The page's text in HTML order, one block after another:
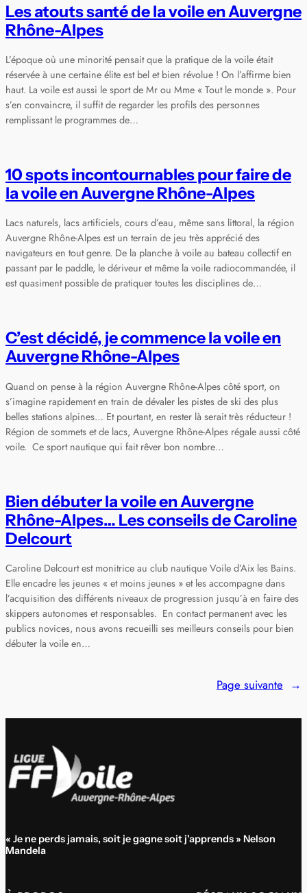
Les atouts santé de la voile en Auvergne
Rhône-Alpes
L’époque où une minorité pensait que la pratique de la voile était
réservée à une certaine élite est bel et bien révolue ! On l’affirme bien
haut. La voile est aussi le sport de Mr ou Mme « Tout le monde ». Pour
s’en convaincre, il suffit de regarder les profils des personnes
remplissant le programmes de…
10 spots incontournables pour faire de
la voile en Auvergne Rhône-Alpes
Lacs naturels, lacs artificiels, cours d’eau, même sans littoral, la région
Auvergne Rhône-Alpes est un terrain de jeu très apprécié des
navigateurs en tout genre. De la planche à voile au bateau collectif en
passant par le paddle, le dériveur et même la voile radiocommandée, il
est quasiment possible de pratiquer toutes les disciplines de…
C’est décidé, je commence la voile en
Auvergne Rhône-Alpes
Quand on pense à la région Auvergne Rhône-Alpes côté sport, on
s’imagine rapidement en train de dévaler les pistes de ski des plus
belles stations alpines… Et pourtant, en rester là serait très réducteur !
Région de sommets et de lacs, Auvergne Rhône-Alpes régale aussi côté
voile. Ce sport nautique qui fait rêver bon nombre…
Bien débuter la voile en Auvergne
Rhône-Alpes… Les conseils de Caroline
Delcourt
Caroline Delcourt est monitrice au club nautique Voile d’Aix les Bains.
Elle encadre les jeunes « et moins jeunes » et les accompagne dans
l’acquisition des différents niveaux de progression jusqu’à en faire des
skippers autonomes et responsables. En contact permanent avec les
publics novices, nous avons recueilli ses meilleurs conseils pour bien
débuter la voile en…
Page suivante →
« Je ne perds jamais, soit je gagne soit j'apprends » Nelson
Mandela